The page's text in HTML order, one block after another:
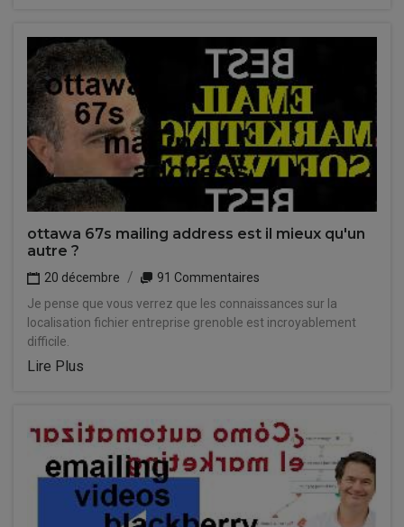
ottawa 67s mailing address est il mieux qu'un
autre ?
20 décembre
91 Commentaires
Je pense que vous verrez que les connaissances sur la
localisation fichier entreprise grenoble est incroyablement
difficile.
Lire Plus